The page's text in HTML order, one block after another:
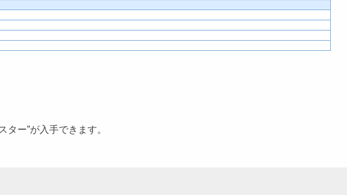
ー”が入手できます。